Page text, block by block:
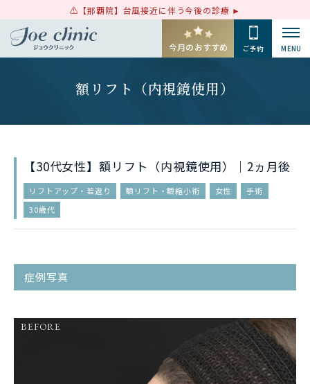
【那覇院】台風接近に伴う今後の診療
今月のおすすめ ご予約 MENU
額リフト（内視鏡使用）
【30代女性】額リフト（内視鏡使用）｜2ヵ月後
リフトアップ・若返り 額リフト・額縮小術 女性
手術
30歳代
症例写真
BEFORE